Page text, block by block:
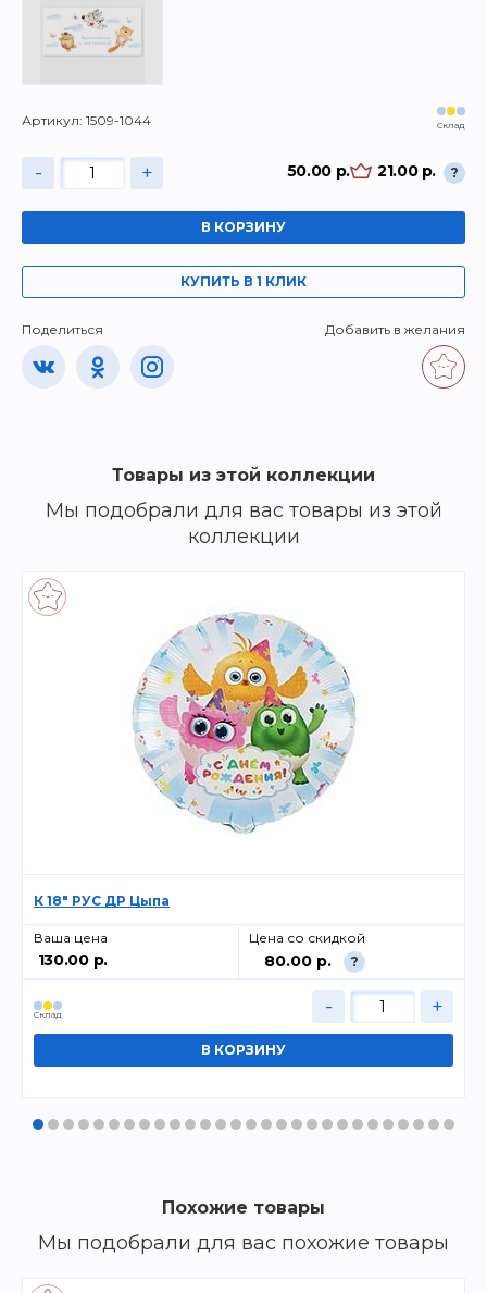
Артикул: 1509-1044 Склад
- + 50.00 р. 21.00 р. ?
В КОРЗИНУ
КУПИТЬ В 1 КЛИК
Поделиться Добавить в желания
Товары из этой коллекции
Мы подобрали для вас товары из этой
коллекции
К 18" РУС ДР Цыпа
Ваша цена
130.00 р.
Цена со скидкой
80.00 р. ?
Cклад - +
Похожие товары
Мы подобрали для вас похожие товары